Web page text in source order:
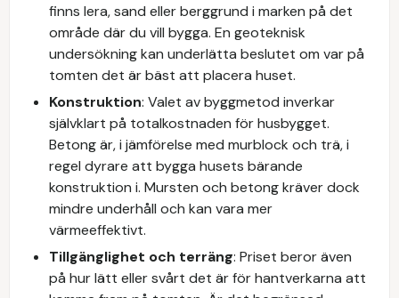
finns lera, sand eller berggrund i marken på det
område där du vill bygga. En geoteknisk
undersökning kan underlätta beslutet om var på
tomten det är bäst att placera huset.
Konstruktion: Valet av byggmetod inverkar
självklart på totalkostnaden för husbygget.
Betong är, i jämförelse med murblock och trä, i
regel dyrare att bygga husets bärande
konstruktion i. Mursten och betong kräver dock
mindre underhåll och kan vara mer
värmeeffektivt.
Tillgänglighet och terräng: Priset beror även
på hur lätt eller svårt det är för hantverkarna att